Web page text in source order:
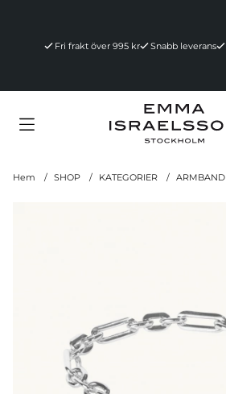
Fri frakt över 995 kr Snabb leverans
Hem SHOP KATEGORIER ARMBAND